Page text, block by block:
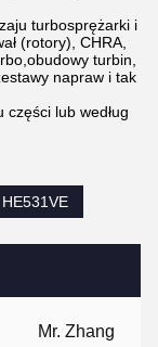
Mr. Zhang
turbosprężarki i
(rotory), CHRA,
turbin,
napraw i tak
lub według
HE531VE